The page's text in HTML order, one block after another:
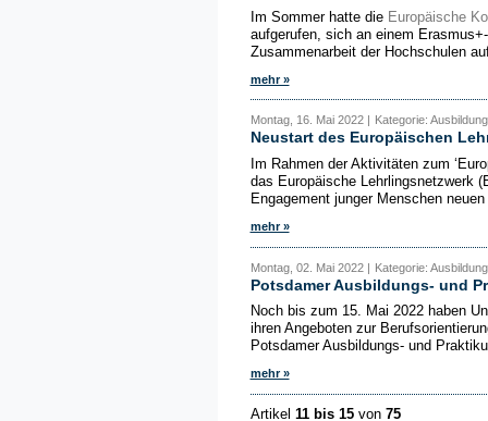
Im Sommer hatte die Europäische
aufgerufen, sich an einem
Zusammenarbeit der Hochschulen
mehr »
Montag, 16. Mai 2022 | Kategorie:
Neustart des Europäischen
Im Rahmen der Aktivitäten zum
das Europäische Lehrlingsnetzwerk
Engagement junger Menschen
mehr »
Montag, 02. Mai 2022 | Kategorie:
Potsdamer Ausbildungs- und
Noch bis zum 15. Mai 2022 haben
ihren Angeboten zur
Potsdamer Ausbildungs- und
mehr »
Artikel 11 bis 15von 75